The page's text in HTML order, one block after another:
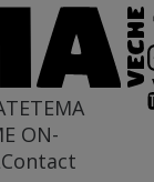
TEMA
ON-
Contact